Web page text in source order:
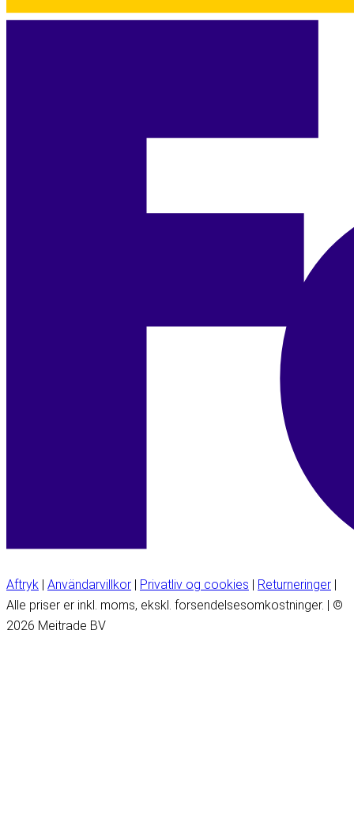
Aftryk | Användarvillkor | Privatliv og cookies | Returneringer |
Alle priser er inkl. moms, ekskl. forsendelsesomkostninger. | ©
2026 Meitrade BV